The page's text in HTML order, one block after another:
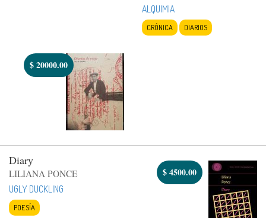
ALQUIMIA
CRÓNICA DIARIOS
$20000.00
Diary
LILIANA PONCE
UGLY DUCKLING
POESÍA
$4500.00